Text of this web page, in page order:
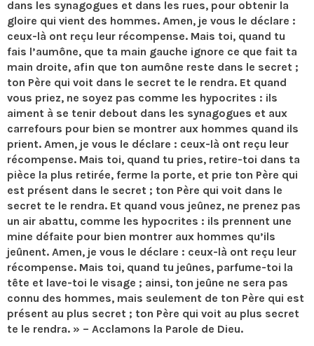
dans les synagogues et dans les rues, pour obtenir la
gloire qui vient des hommes. Amen, je vous le déclare :
ceux-là ont reçu leur récompense. Mais toi, quand tu
fais l’aumône, que ta main gauche ignore ce que fait ta
main droite, afin que ton aumône reste dans le secret ;
ton Père qui voit dans le secret te le rendra. Et quand
vous priez, ne soyez pas comme les hypocrites : ils
aiment à se tenir debout dans les synagogues et aux
carrefours pour bien se montrer aux hommes quand ils
prient. Amen, je vous le déclare : ceux-là ont reçu leur
récompense. Mais toi, quand tu pries, retire-toi dans ta
pièce la plus retirée, ferme la porte, et prie ton Père qui
est présent dans le secret ; ton Père qui voit dans le
secret te le rendra. Et quand vous jeûnez, ne prenez pas
un air abattu, comme les hypocrites : ils prennent une
mine défaite pour bien montrer aux hommes qu’ils
jeûnent. Amen, je vous le déclare : ceux-là ont reçu leur
récompense. Mais toi, quand tu jeûnes, parfume-toi la
tête et lave-toi le visage ; ainsi, ton jeûne ne sera pas
connu des hommes, mais seulement de ton Père qui est
présent au plus secret ; ton Père qui voit au plus secret
te le rendra. » – Acclamons la Parole de Dieu.